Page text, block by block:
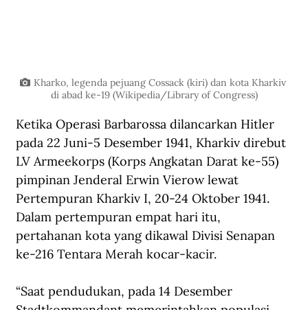
Kharko, legenda pejuang Cossack (kiri) dan kota Kharkiv
di abad ke-19 (Wikipedia/Library of Congress)
Ketika Operasi Barbarossa dilancarkan Hitler
pada 22 Juni-5 Desember 1941, Kharkiv direbut
LV Armeekorps (Korps Angkatan Darat ke-55)
pimpinan Jenderal Erwin Vierow lewat
Pertempuran Kharkiv I, 20-24 Oktober 1941.
Dalam pertempuran empat hari itu,
pertahanan kota yang dikawal Divisi Senapan
ke-216 Tentara Merah kocar-kacir.
“Saat pendudukan, pada 14 Desember